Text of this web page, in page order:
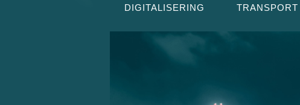
DIGITALISERING TRANSPORT